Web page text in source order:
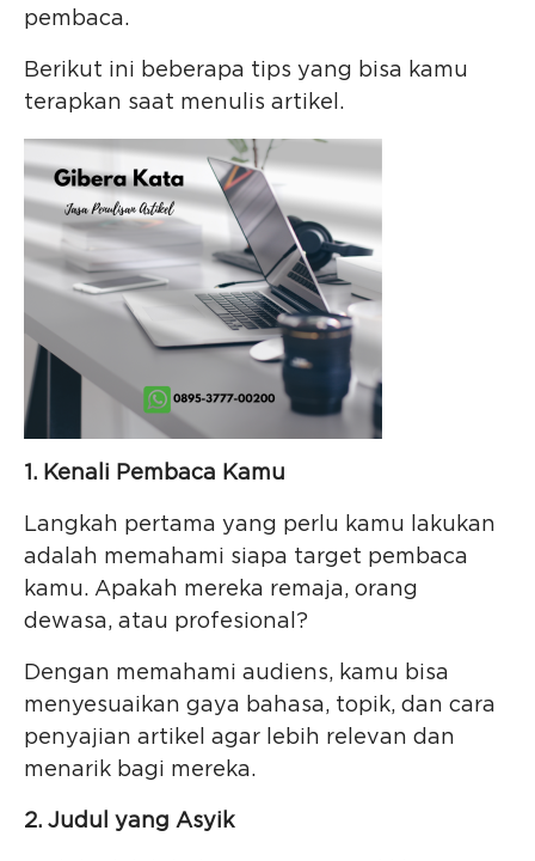
pembaca.
Berikut ini beberapa tips yang bisa kamu
terapkan saat menulis artikel.
1. Kenali Pembaca Kamu
Langkah pertama yang perlu kamu lakukan
adalah memahami siapa target pembaca
kamu. Apakah mereka remaja, orang
dewasa, atau profesional?
Dengan memahami audiens, kamu bisa
menyesuaikan gaya bahasa, topik, dan cara
penyajian artikel agar lebih relevan dan
menarik bagi mereka.
2. Judul yang Asyik